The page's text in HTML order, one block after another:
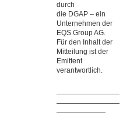
durch
die DGAP – ein
Unternehmen der
EQS Group AG.
Für den Inhalt der
Mitteilung ist der
Emittent
verantwortlich.
—————————
—————————
———————